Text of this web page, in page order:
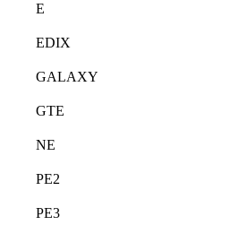
E
EDIX
GALAXY
GTE
NE
PE2
PE3